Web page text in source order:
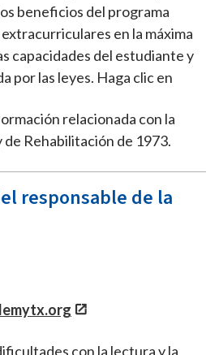
beneficios del programa
en la máxima
capacidades del estudiante y
por las leyes. Haga clic en
relacionada con la
de Rehabilitación de 1973.
responsable de la
con la lectura y la